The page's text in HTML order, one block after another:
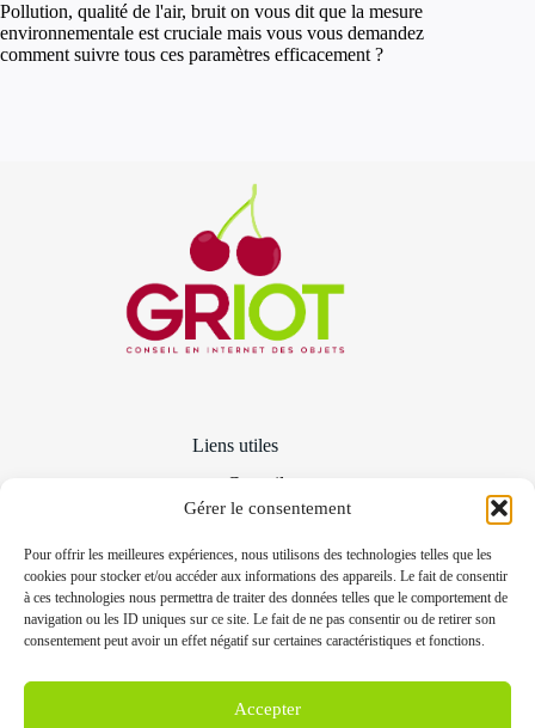
Gérer le consentement
Pour offrir les meilleures expériences, nous utilisons des technologies telles que les
cookies pour stocker et/ou accéder aux informations des appareils. Le fait de consentir
à ces technologies nous permettra de traiter des données telles que le comportement de
navigation ou les ID uniques sur ce site. Le fait de ne pas consentir ou de retirer son
consentement peut avoir un effet négatif sur certaines caractéristiques et fonctions.
Accepter
Pollution, qualité de l'air, bruit on vous dit que la mesure
environnementale est cruciale mais vous vous demandez
comment suivre tous ces paramètres efficacement ?
Liens utiles
Conseils
Distribution et intégration
Politique de Cookies
Ressources